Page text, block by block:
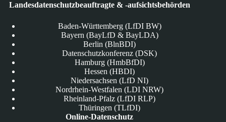
Landesdatenschutzbeauftragte & -aufsichtsbehörden
Baden-Württemberg (LfDI BW)
Bayern (BayLfD & BayLDA)
Berlin (BlnBDI)
Datenschutzkonferenz (DSK)
Hamburg (HmbBfDI)
Hessen (HBDI)
Niedersachsen (LfD NI)
Nordrhein-Westfalen (LDI NRW)
Rheinland-Pfalz (LfDI RLP)
Thüringen (TLfDI)
Online-Datenschutz